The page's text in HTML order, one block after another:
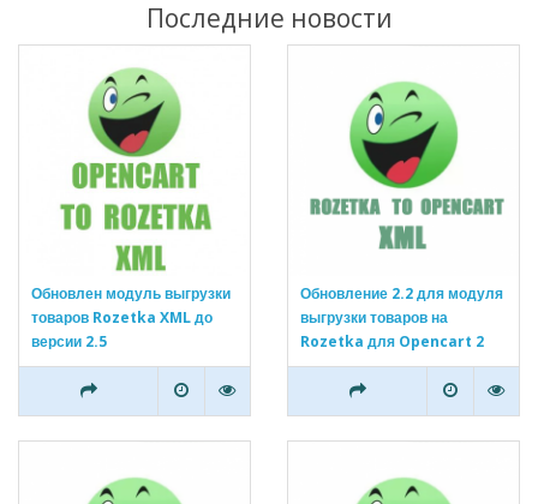
Последние новости
Обновлен модуль выгрузки
товаров Rozetka XML до
версии 2.5
Обновление 2.2 для модуля
выгрузки товаров на
Rozetka для Opencart 2